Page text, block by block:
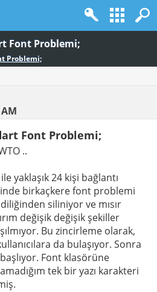
Font Problemi;
Problemi;
Font Problemi;
..
yaklaşık 24 kişi bağlantı
birkaçkere font problemi
siliniyor ve mısır
değişik değişik şekiller
Bu zincirleme olarak,
da bulaşıyor. Sonra
Font klasörüne
tek bir yazı karakteri